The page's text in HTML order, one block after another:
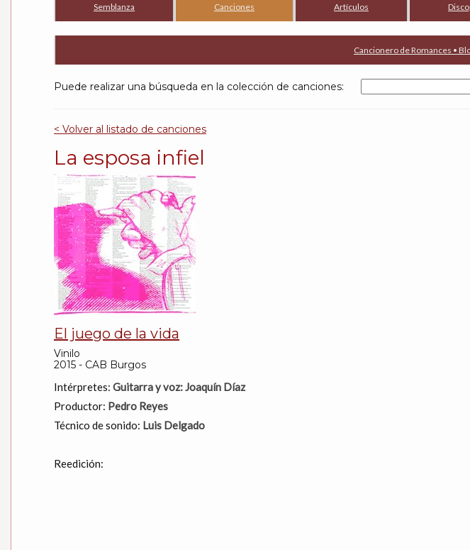
Semblanza Canciones Artículos
Cancionero de Romances •
Puede realizar una búsqueda en la colección de canciones:
< Volver al listado de canciones
La esposa infiel
El juego de la vida
Vinilo
2015 - CAB Burgos
Intérpretes: Guitarra y voz: Joaquín Díaz
Productor: Pedro Reyes
Técnico de sonido: Luis Delgado
Reedición: